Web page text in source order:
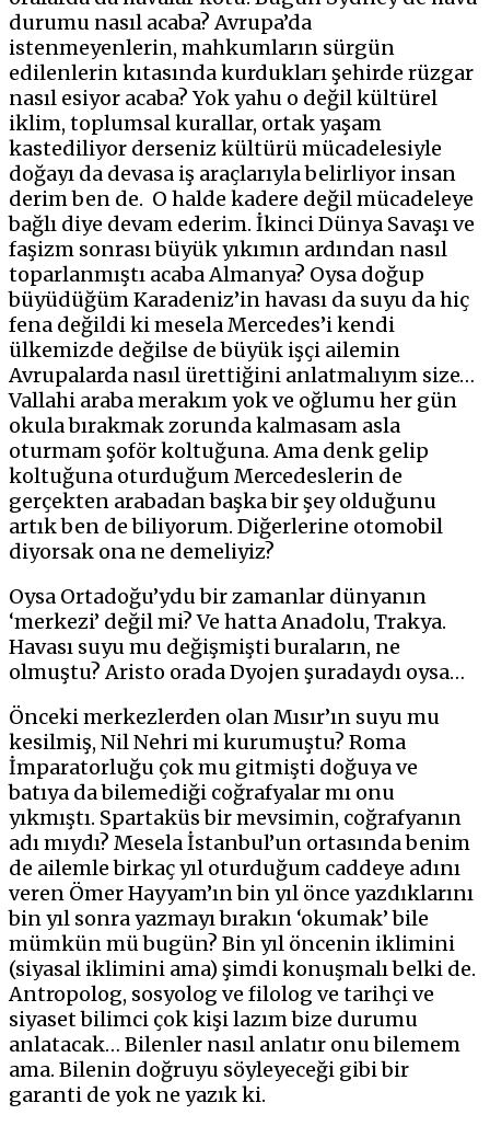
durumu nasıl acaba? Avrupa’da
istenmeyenlerin, mahkumların sürgün
edilenlerin kıtasında kurdukları şehirde rüzgar
nasıl esiyor acaba? Yok yahu o değil kültürel
iklim, toplumsal kurallar, ortak yaşam
kastediliyor derseniz kültürü mücadelesiyle
doğayı da devasa iş araçlarıyla belirliyor insan
derim ben de. O halde kadere değil mücadeleye
bağlı diye devam ederim. İkinci Dünya Savaşı ve
faşizm sonrası büyük yıkımın ardından nasıl
toparlanmıştı acaba Almanya? Oysa doğup
büyüdüğüm Karadeniz’in havası da suyu da hiç
fena değildi ki mesela Mercedes’i kendi
ülkemizde değilse de büyük işçi ailemin
Avrupalarda nasıl ürettiğini anlatmalıyım size…
Vallahi araba merakım yok ve oğlumu her gün
okula bırakmak zorunda kalmasam asla
oturmam şoför koltuğuna. Ama denk gelip
koltuğuna oturduğum Mercedeslerin de
gerçekten arabadan başka bir şey olduğunu
artık ben de biliyorum. Diğerlerine otomobil
diyorsak ona ne demeliyiz?
Oysa Ortadoğu’ydu bir zamanlar dünyanın
‘merkezi’ değil mi? Ve hatta Anadolu, Trakya.
Havası suyu mu değişmişti buraların, ne
olmuştu? Aristo orada Dyojen şuradaydı oysa…
Önceki merkezlerden olan Mısır’ın suyu mu
kesilmiş, Nil Nehri mi kurumuştu? Roma
İmparatorluğu çok mu gitmişti doğuya ve
batıya da bilemediği coğrafyalar mı onu
yıkmıştı. Spartaküs bir mevsimin, coğrafyanın
adı mıydı? Mesela İstanbul’un ortasında benim
de ailemle birkaç yıl oturduğum caddeye adını
veren Ömer Hayyam’ın bin yıl önce yazdıklarını
bin yıl sonra yazmayı bırakın ‘okumak’ bile
mümkün mü bugün? Bin yıl öncenin iklimini
(siyasal iklimini ama) şimdi konuşmalı belki de.
Antropolog, sosyolog ve filolog ve tarihçi ve
siyaset bilimci çok kişi lazım bize durumu
anlatacak… Bilenler nasıl anlatır onu bilemem
ama. Bilenin doğruyu söyleyeceği gibi bir
garanti de yok ne yazık ki.